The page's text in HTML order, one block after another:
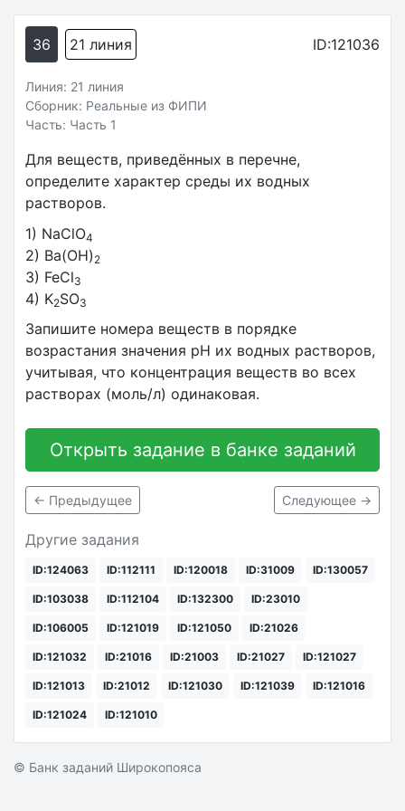
36 21 линия ID:121036
Линия: 21 линия
Сборник: Реальные из ФИПИ
Часть: Часть 1
Для веществ, приведённых в перечне,
определите характер среды их водных
растворов.
1) NaClO4
2) Ba(OH) 2
3) FeCl3
4) K2SO3
Запишите номера веществ в порядке
возрастания значения pH их водных растворов,
учитывая, что концентрация веществ во всех
растворах (моль/л) одинаковая.
Открыть задание в банке заданий
← Предыдущее Следующее →
Другие задания
ID:124063 ID:112111 ID:120018 ID:31009 ID:130057
ID:103038 ID:112104 ID:132300 ID:23010
ID:106005 ID:121019 ID:121050 ID:21026
ID:121032 ID:21016 ID:21003 ID:21027 ID:121027
ID:121013 ID:21012 ID:121030 ID:121039 ID:121016
ID:121024 ID:121010
© Банк заданий Широкопояса